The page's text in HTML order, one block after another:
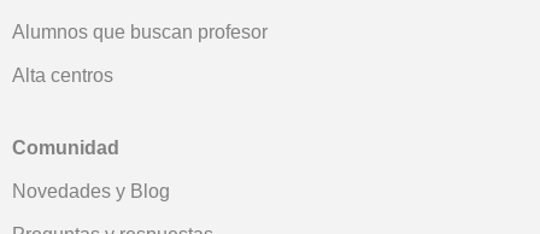
Alumnos que buscan profesor
Alta centros
Comunidad
Novedades y Blog